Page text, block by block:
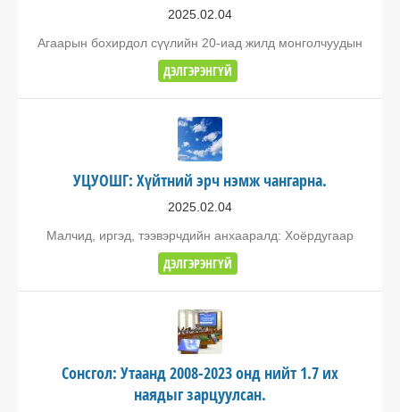
2025.02.04
Агаарын бохирдол сүүлийн 20-иад жилд монголчуудын
ДЭЛГЭРЭНГҮЙ
УЦУОШГ: Хүйтний эрч нэмж чангарна.
2025.02.04
Малчид, иргэд, тээвэрчдийн анхааралд: Хоёрдугаар
ДЭЛГЭРЭНГҮЙ
Сонсгол: Утаанд 2008-2023 онд нийт 1.7 их
наядыг зарцуулсан.